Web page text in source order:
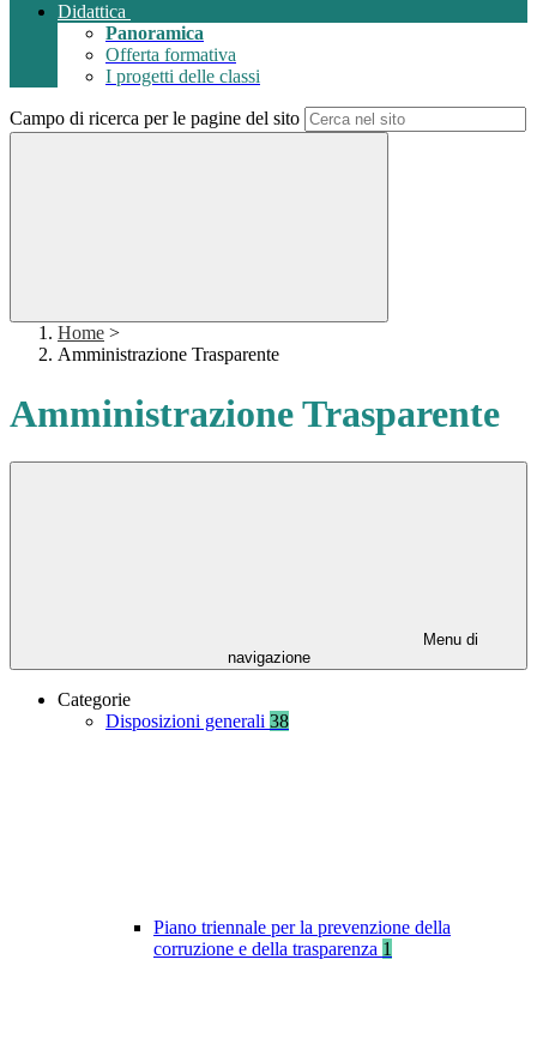
Didattica
Panoramica
Offerta formativa
I progetti delle classi
Campo di ricerca per le pagine del sito
Home >
Amministrazione Trasparente
Amministrazione Trasparente
Menu di
navigazione
Categorie
Disposizioni generali 38
Piano triennale per la prevenzione della
corruzione e della trasparenza 1